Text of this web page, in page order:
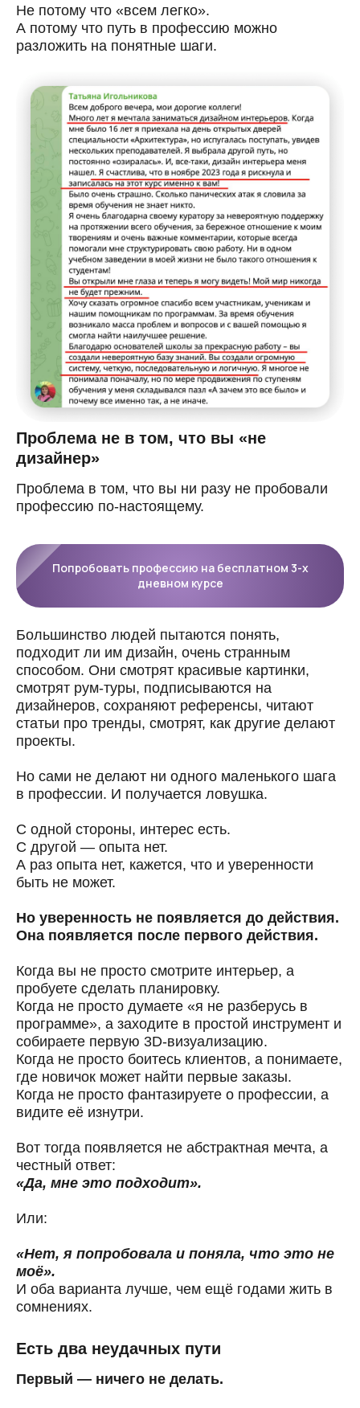
Не потому что «всем легко».
А потому что путь в профессию можно
разложить на понятные шаги.
Проблема не в том, что вы «не
дизайнер»
Проблема в том, что вы ни разу не пробовали
профессию по-настоящему.
Попробовать профессию на бесплатном 3-х
дневном курсе
Большинство людей пытаются понять,
подходит ли им дизайн, очень странным
способом. Они смотрят красивые картинки,
смотрят рум-туры, подписываются на
дизайнеров, сохраняют референсы, читают
статьи про тренды, смотрят, как другие делают
проекты.
Но сами не делают ни одного маленького шага
в профессии. И получается ловушка.
С одной стороны, интерес есть.
С другой — опыта нет.
А раз опыта нет, кажется, что и уверенности
быть не может.
Но уверенность не появляется до действия.
Она появляется после первого действия.
Когда вы не просто смотрите интерьер, а
пробуете сделать планировку.
Когда не просто думаете «я не разберусь в
программе», а заходите в простой инструмент и
собираете первую 3D-визуализацию.
Когда не просто боитесь клиентов, а понимаете,
где новичок может найти первые заказы.
Когда не просто фантазируете о профессии, а
видите её изнутри.
Вот тогда появляется не абстрактная мечта, а
честный ответ:
«Да, мне это подходит».
Или:
«Нет, я попробовала и поняла, что это не
моё».
И оба варианта лучше, чем ещё годами жить в
сомнениях.
Есть два неудачных пути
Первый — ничего не делать.